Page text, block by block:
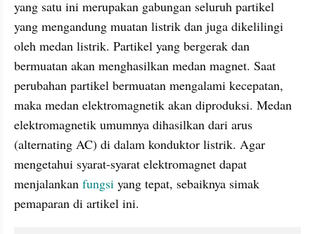
yang satu ini merupakan gabungan seluruh partikel
yang mengandung muatan listrik dan juga dikelilingi
oleh medan listrik. Partikel yang bergerak dan
bermuatan akan menghasilkan medan magnet. Saat
perubahan partikel bermuatan mengalami kecepatan,
maka medan elektromagnetik akan diproduksi. Medan
elektromagnetik umumnya dihasilkan dari arus
(alternating AC) di dalam konduktor listrik. Agar
mengetahui syarat-syarat elektromagnet dapat
menjalankan fungsi yang tepat, sebaiknya simak
pemaparan di artikel ini.